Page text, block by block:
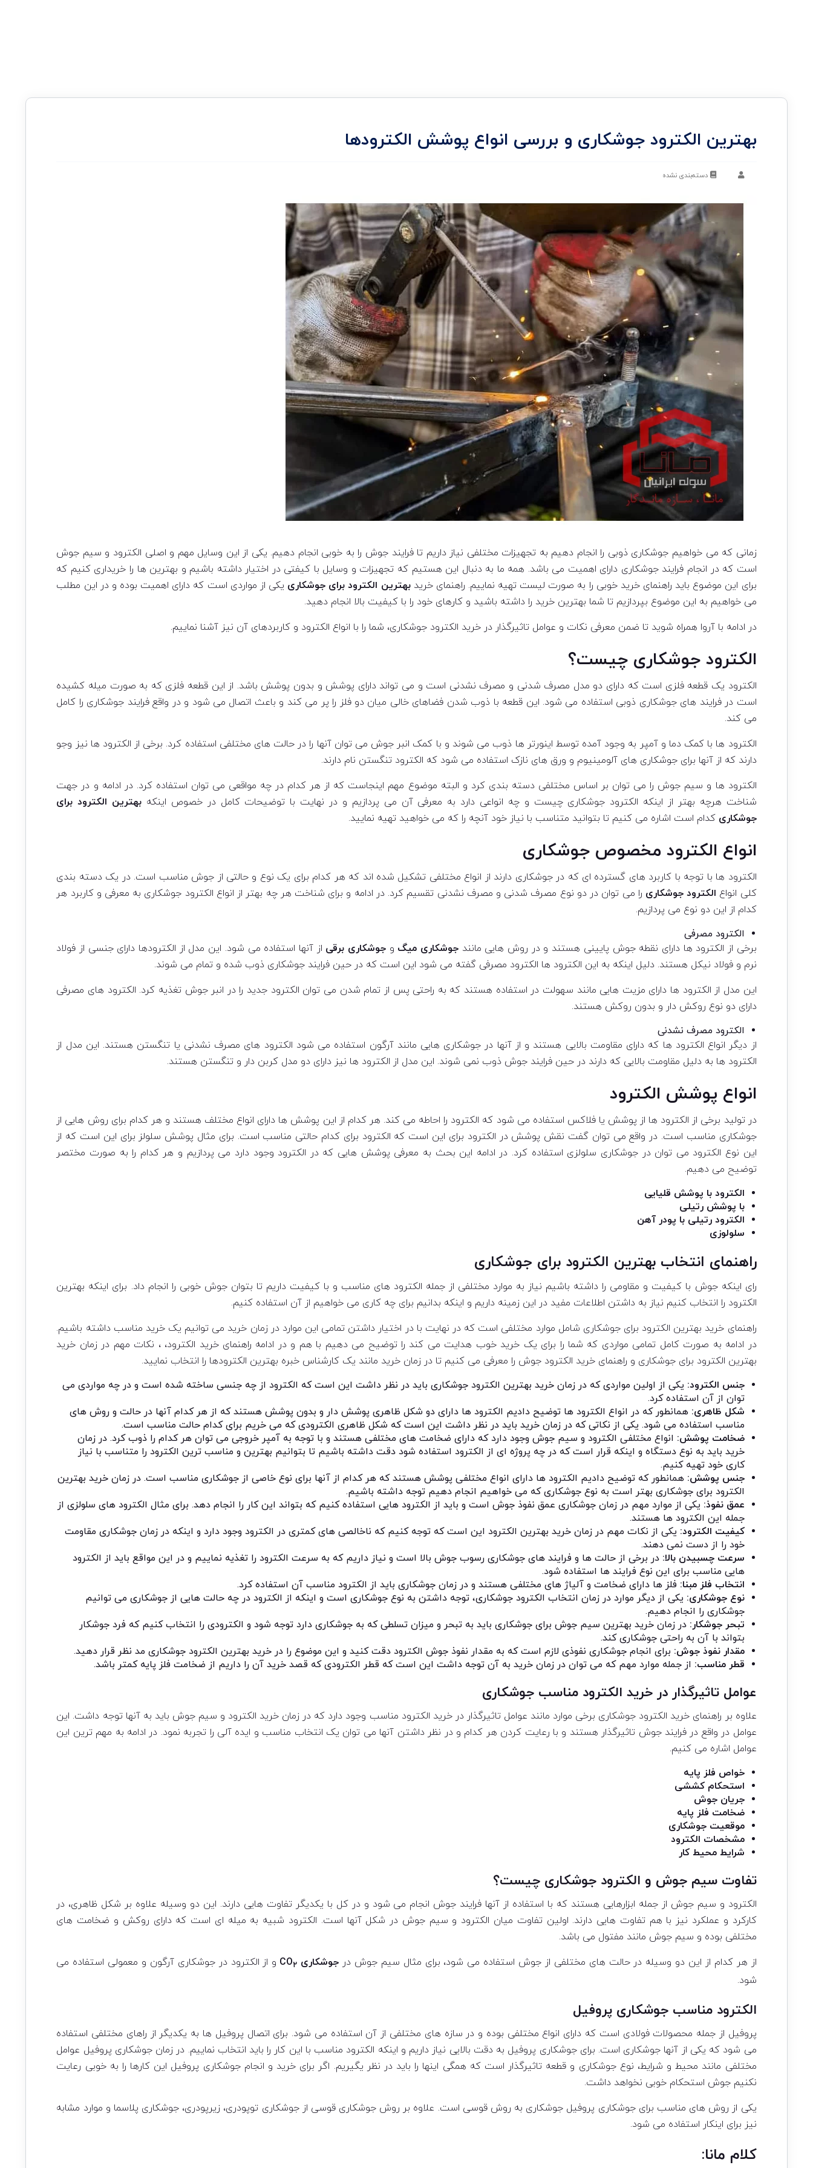
بهترین الکترود جوشکاری و بررسی انواع پوشش الکترودها
دسته‌بندی نشده
زمانی که می خواهیم جوشکاری ذوبی را انجام دهیم به تجهیزات مختلفی نیاز داریم تا فرایند جوش را به خوبی انجام دهیم. یکی از این وسایل مهم و اصلی الکترود و سیم جوش
است که در انجام فرایند جوشکاری دارای اهمیت می باشد. همه ما به دنبال این هستیم که تجهیزات و وسایل با کیفتی در اختیار داشته باشیم و بهترین ها را خریداری کنیم که
برای این موضوع باید راهنمای خرید خوبی را به صورت لیست تهیه نماییم. راهنمای خریدبهترین الکترود برای جوشکاری یکی از مواردی است که دارای اهمیت بوده و در این مطلب
می خواهیم به این موضوع بپردازیم تا شما بهترین خرید را داشته باشید و کارهای خود را با کیفیت بالا انجام دهید.
در ادامه با آروا همراه شوید تا ضمن معرفی نکات و عوامل تاثیرگذار در خرید الکترود جوشکاری، شما را با انواع الکترود و کاربردهای آن نیز آشنا نماییم.
الکترود جوشکاری چیست؟
الکترود یک قطعه فلزی است که دارای دو مدل مصرف شدنی و مصرف نشدنی است و می تواند دارای پوشش و بدون پوشش باشد. از این قطعه فلزی که به صورت میله کشیده
است در فرایند های جوشکاری ذوبی استفاده می شود. این قطعه با ذوب شدن فضاهای خالی میان دو فلز را پر می کند و باعث اتصال می شود و در واقع فرایند جوشکاری را کامل
می کند.
الکترود ها با کمک دما و آمپر به وجود آمده توسط اینورتر ها ذوب می شوند و با کمک انبر جوش می توان آنها را در حالت های مختلفی استفاده کرد. برخی از الکترود ها نیز وجو
دارند که از آنها برای جوشکاری های آلومینیوم و ورق های نازک استفاده می شود که الکترود تنگستن نام دارند.
الکترود ها و سیم جوش را می توان بر اساس مختلفی دسته بندی کرد و البته موضوع مهم اینجاست که از هر کدام در چه مواقعی می توان استفاده کرد. در ادامه و در جهت
شناخت هرچه بهتر از اینکه الکترود جوشکاری چیست و چه انواعی دارد به معرفی آن می پردازیم و در نهایت با توضیحات کامل در خصوص اینکه بهترین الکترود برای
جوشکاری کدام است اشاره می کنیم تا بتوانید متناسب با نیاز خود آنچه را که می خواهید تهیه نمایید.
انواع الکترود مخصوص جوشکاری
الکترود ها با توجه با کاربرد های گسترده ای که در جوشکاری دارند از انواع مختلفی تشکیل شده اند که هر کدام برای یک نوع و حالتی از جوش مناسب است. در یک دسته بندی
کلی انواع الکترود جوشکاری را می توان در دو نوع مصرف شدنی و مصرف نشدنی تقسیم کرد. در ادامه و برای شناخت هر چه بهتر از انواع الکترود جوشکاری به معرفی و کاربرد هر
کدام از این دو نوع می پردازیم.
الکترود مصرفی
برخی از الکترود ها دارای نقطه جوش پایینی هستند و در روش هایی مانند جوشکاری میگ وجوشکاری برقی از آنها استفاده می شود. این مدل از الکترودها دارای جنسی از فولاد
نرم و فولاد نیکل هستند. دلیل اینکه به این الکترود ها الکترود مصرفی گفته می شود این است که در حین فرایند جوشکاری ذوب شده و تمام می شوند.
این مدل از الکترود ها دارای مزیت هایی مانند سهولت در استفاده هستند که به راحتی پس از تمام شدن می توان الکترود جدید را در انبر جوش تغذیه کرد. الکترود های مصرفی
دارای دو نوع روکش دار و بدون روکش هستند.
الکترود مصرف نشدنی
از دیگر انواع الکترود ها که دارای مقاومت بالایی هستند و از آنها در جوشکاری هایی مانند آرگون استفاده می شود الکترود های مصرف نشدنی یا تنگستن هستند. این مدل از
الکترود ها به دلیل مقاومت بالایی که دارند در حین فرایند جوش ذوب نمی شوند. این مدل از الکترود ها نیز دارای دو مدل کربن دار و تنگستن هستند.
انواع پوشش الکترود
در تولید برخی از الکترود ها از پوشش یا فلاکس استفاده می شود که الکترود را احاطه می کند. هر کدام از این پوشش ها دارای انواع مختلف هستند و هر کدام برای روش هایی از
جوشکاری مناسب است. در واقع می توان گفت نقش پوشش در الکترود برای این است که الکترود برای کدام حالتی مناسب است. برای مثال پوشش سلولز برای این است که از
این نوع الکترود می توان در جوشکاری سلولزی استفاده کرد. در ادامه این بحث به معرفی پوشش هایی که در الکترود وجود دارد می پردازیم و هر کدام را به صورت مختصر
توضیح می دهیم.
الکترود با پوشش قلیایی
با پوشش رتیلی
الکترود رتیلی با پودر آهن
سلولوزی
راهنمای انتخاب بهترین الکترود برای جوشکاری
رای اینکه جوش با کیفیت و مقاومی را داشته باشیم نیاز به موارد مختلفی از جمله الکترود های مناسب و با کیفیت داریم تا بتوان جوش خوبی را انجام داد. برای اینکه بهترین
الکترود را انتخاب کنیم نیاز به داشتن اطلاعات مفید در این زمینه داریم و اینکه بدانیم برای چه کاری می خواهیم از آن استفاده کنیم.
راهنمای خرید بهترین الکترود برای جوشکاری شامل موارد مختلفی است که در نهایت با در اختیار داشتن تمامی این موارد در زمان خرید می توانیم یک خرید مناسب داشته باشیم.
در ادامه به صورت کامل تمامی مواردی که شما را برای یک خرید خوب هدایت می کند را توضیح می دهیم با هم و در ادامه راهنمای خرید الکترود، ، نکات مهم در زمان خرید
بهترین الکترود برای جوشکاری و راهنمای خرید الکترود جوش را معرفی می کنیم تا در زمان خرید مانند یک کارشناس خبره بهترین الکترودها را انتخاب نمایید.
جنس الکترود: یکی از اولین مواردی که در زمان خرید بهترین الکترود جوشکاری باید در نظر داشت این است که الکترود از چه جنسی ساخته شده است و در چه مواردی می
توان از آن استفاده کرد.
شکل ظاهری: همانطور که در انواع الکترود ها توضیح دادیم الکترود ها دارای دو شکل ظاهری پوشش دار و بدون پوشش هستند که از هر کدام آنها در حالت و روش های
مناسب استفاده می شود. یکی از نکاتی که در زمان خرید باید در نظر داشت این است که شکل ظاهری الکترودی که می خریم برای کدام حالت مناسب است.
ضخامت پوشش: انواع مختلفی الکترود و سیم جوش وجود دارد که دارای ضخامت های مختلفی هستند و با توجه به آمپر خروجی می توان هر کدام را ذوب کرد. در زمان
خرید باید به نوع دستگاه و اینکه قرار است که در چه پروژه ای از الکترود استفاده شود دقت داشته باشیم تا بتوانیم بهترین و مناسب ترین الکترود را متناسب با نیاز
کاری خود تهیه کنیم.
جنس پوشش: همانطور که توضیح دادیم الکترود ها دارای انواع مختلفی پوشش هستند که هر کدام از آنها برای نوع خاصی از جوشکاری مناسب است. در زمان خرید بهترین
الکترود برای جوشکاری بهتر است به نوع جوشکاری که می خواهیم انجام دهیم توجه داشته باشیم.
عمق نفوذ: یکی از موارد مهم در زمان جوشکاری عمق نفوذ جوش است و باید از الکترود هایی استفاده کنیم که بتواند این کار را انجام دهد. برای مثال الکترود های سلولزی از
جمله این الکترود ها هستند.
کیفیت الکترود: یکی از نکات مهم در زمان خرید بهترین الکترود این است که توجه کنیم که ناخالصی های کمتری در الکترود وجود دارد و اینکه در زمان جوشکاری مقاومت
خود را از دست نمی دهند.
سرعت چسبیدن بالا: در برخی از حالت ها و فرایند های جوشکاری رسوب جوش بالا است و نیاز داریم که به سرعت الکترود را تغذیه نماییم و در این مواقع باید از الکترود
هایی مناسب برای این نوع فرایند ها استفاده شود.
انتخاب فلز مبنا: فلز ها دارای ضخامت و آلیاژ های مختلفی هستند و در زمان جوشکاری باید از الکترود مناسب آن استفاده کرد.
نوع جوشکاری: یکی از دیگر موارد در زمان انتخاب الکترود جوشکاری، توجه داشتن به نوع جوشکاری است و اینکه از الکترود در چه حالت هایی از جوشکاری می توانیم
جوشکاری را انجام دهیم.
تبحر جوشکار: در زمان خرید بهترین سیم جوش برای جوشکاری باید به تبحر و میزان تسلطی که به جوشکاری دارد توجه شود و الکترودی را انتخاب کنیم که فرد جوشکار
بتواند با آن به راحتی جوشکاری کند.
مقدار نفوذ جوش: برای انجام جوشکاری نفوذی لازم است که به مقدار نفوذ جوش الکترود دقت کنید و این موضوع را در خرید بهترین الکترود جوشکاری مد نظر قرار دهید.
قطر مناسب: از جمله موارد مهم که می توان در زمان خرید به آن توجه داشت این است که قطر الکترودی که قصد خرید آن را داریم از ضخامت فلز پایه کمتر باشد.
عوامل تاثیرگذار در خرید الکترود مناسب جوشکاری
علاوه بر راهنمای خرید الکترود جوشکاری برخی موارد مانند عوامل تاثیرگذار در خرید الکترود مناسب وجود دارد که در زمان خرید الکترود و سیم جوش باید به آنها توجه داشت. این
عوامل در واقع در فرایند جوش تاثیرگذار هستند و با رعایت کردن هر کدام و در نظر داشتن آنها می توان یک انتخاب مناسب و ایده آلی را تجربه نمود. در ادامه به مهم ترین این
عوامل اشاره می کنیم.
خواص فلز پایه
استحکام کششی
جریان جوش
ضخامت فلز پایه
موقعیت جوشکاری
مشخصات الکترود
شرایط محیط کار
تفاوت سیم جوش و الکترود جوشکاری چیست؟
الکترود و سیم جوش از جمله ابزارهایی هستند که با استفاده از آنها فرایند جوش انجام می شود و در کل با یکدیگر تفاوت هایی دارند. این دو وسیله علاوه بر شکل ظاهری، در
کارکرد و عملکرد نیز با هم تفاوت هایی دارند. اولین تفاوت میان الکترود و سیم جوش در شکل آنها است. الکترود شبیه به میله ای است که دارای روکش و ضخامت های
مختلفی بوده و سیم جوش مانند مفتول می باشد.
از هر کدام از این دو وسیله در حالت های مختلفی از جوش استفاده می شود، برای مثال سیم جوش در جوشکاری CO ۲
و از الکترود در جوشکاری آرگون و معمولی استفاده می
شود.
الکترود مناسب جوشکاری پروفیل
پروفیل از جمله محصولات فولادی است که دارای انواع مختلفی بوده و در سازه های مختلفی از آن استفاده می شود. برای اتصال پروفیل ها به یکدیگر از راهای مختلفی استفاده
می شود که یکی از آنها جوشکاری است. برای جوشکاری پروفیل به دقت بالایی نیاز داریم و اینکه الکترود مناسب با این کار را باید انتخاب نماییم. در زمان جوشکاری پروفیل عوامل
مختلفی مانند محیط و شرایط، نوع جوشکاری و قطعه تاثیرگذار است که همگی اینها را باید در نظر یگیریم. اگر برای خرید و انجام جوشکاری پروفیل این کارها را به خوبی رعایت
نکنیم جوش استحکام خوبی نخواهد داشت.
یکی از روش های مناسب برای جوشکاری پروفیل جوشکاری به روش قوسی است. علاوه بر روش جوشکاری قوسی از جوشکاری توپودری، زیرپودری، جوشکاری پلاسما و موارد مشابه
نیز برای اینکار استفاده می شود.
کلام مانا: